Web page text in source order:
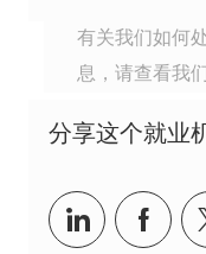
有关我们如何
息，请查看我
分享这个就业
分享到 分